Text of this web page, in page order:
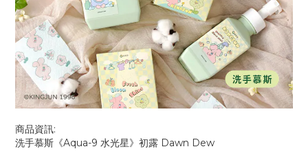
商品資訊:
洗手慕斯《Aqua-9 水光星》初露 Dawn Dew